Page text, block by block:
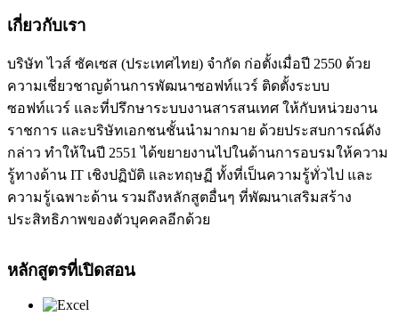
เกี่ยวกับเรา
บริษัท ไวส์ ซัคเซส (ประเทศไทย) จำกัด ก่อตั้งเมื่อปี 2550 ด้วย
ความเชี่ยวชาญด้านการพัฒนาซอฟท์แวร์ ติดตั้งระบบ
ซอฟท์แวร์ และที่ปรึกษาระบบงานสารสนเทศ ให้กับหน่วยงาน
ราชการ และบริษัทเอกชนชั้นนำมากมาย ด้วยประสบการณ์ดัง
กล่าว ทำให้ในปี 2551 ได้ขยายงานไปในด้านการอบรมให้ความ
รู้ทางด้าน IT เชิงปฏิบัติ และทฤษฏี ทั้งที่เป็นความรู้ทั่วไป และ
ความรู้เฉพาะด้าน รวมถึงหลักสูตอื่นๆ ที่พัฒนาเสริมสร้าง
ประสิทธิภาพของตัวบุคคลอีกด้วย
หลักสูตรที่เปิดสอน